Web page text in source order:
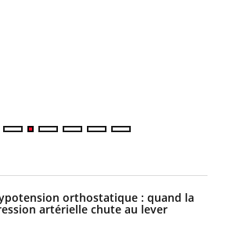
orthostatique : quand la
artérielle chute au lever